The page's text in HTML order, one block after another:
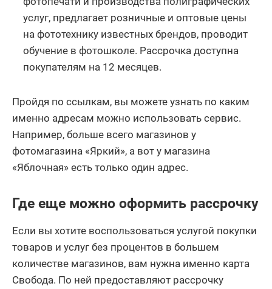
услуг, предлагает розничные и оптовые цены
на фототехнику известных брендов, проводит
обучение в фотошколе. Рассрочка доступна
покупателям на 12 месяцев.
Пройдя по ссылкам, вы можете узнать по каким
именно адресам можно использовать сервис.
Например, больше всего магазинов у
фотомагазина «Яркий», а вот у магазина
«Яблочная» есть только один адрес.
Где еще можно оформить рассрочку
Если вы хотите воспользоваться услугой покупки
товаров и услуг без процентов в большем
количестве магазинов, вам нужна именно карта
Свобода. По ней предоставляют рассрочку